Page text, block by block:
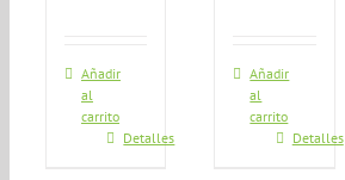
Añadir
al
carrito
Detalles
Añadir
al
carrito
Detalles